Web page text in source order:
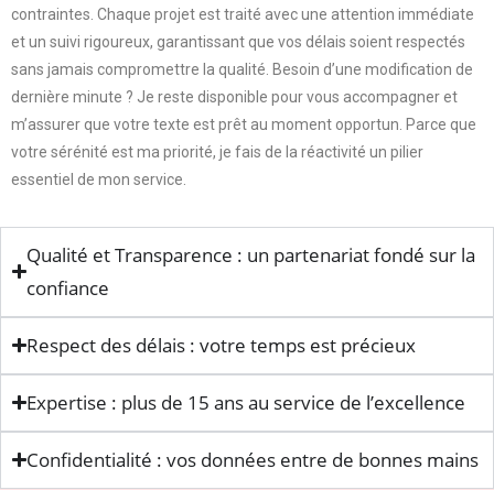
contraintes. Chaque projet est traité avec une attention immédiate
et un suivi rigoureux, garantissant que vos délais soient respectés
sans jamais compromettre la qualité. Besoin d’une modification de
dernière minute ? Je reste disponible pour vous accompagner et
m’assurer que votre texte est prêt au moment opportun. Parce que
votre sérénité est ma priorité, je fais de la réactivité un pilier
essentiel de mon service.
Qualité et Transparence : un partenariat fondé sur la
confiance
Respect des délais : votre temps est précieux
Expertise : plus de 15 ans au service de l’excellence
Confidentialité : vos données entre de bonnes mains